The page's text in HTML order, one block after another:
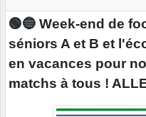
🟢🔵 Week-end de
séniors A et B et
en vacances pour
matchs à tous !